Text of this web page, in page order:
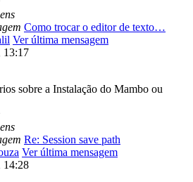
Como trocar o editor de texto…
Ver última mensagem
13:17
sobre a Instalação do Mambo ou
Re: Session save path
Ver última mensagem
14:28